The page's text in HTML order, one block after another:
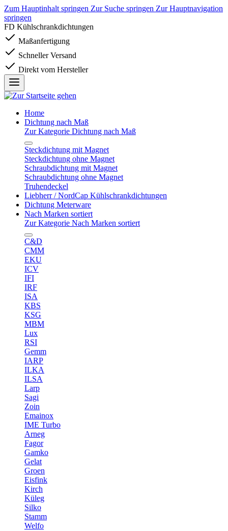
Zum Hauptinhalt springen Zur Suche springen Zur Hauptnavigation
springen
FD Kühlschrankdichtungen
Maßanfertigung
Schneller Versand
Direkt vom Hersteller
Home
Dichtung nach Maß
Zur Kategorie Dichtung nach Maß
Steckdichtung mit Magnet
Steckdichtung ohne Magnet
Schraubdichtung mit Magnet
Schraubdichtung ohne Magnet
Truhendeckel
Liebherr / NordCap Kühlschrankdichtungen
Dichtung Meterware
Nach Marken sortiert
Zur Kategorie Nach Marken sortiert
C&D
CMM
EKU
ICV
IFI
IRF
ISA
KBS
KSG
MBM
Lux
RSI
Gemm
IARP
ILKA
ILSA
Larp
Sagi
Zoin
Emainox
IME Turbo
Arneg
Fagor
Gamko
Gelat
Groen
Eisfink
Kirch
Küleg
Silko
Stamm
Welfo